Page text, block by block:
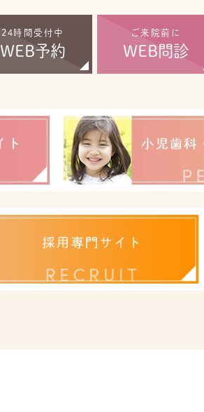
24時間受付中
WEB予約
ご来院前に
WEB問診